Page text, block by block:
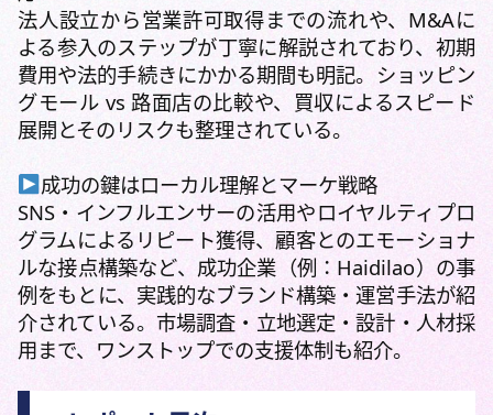
法人設立から営業許可取得までの流れや、M&Aに
よる参入のステップが丁寧に解説されており、初期
費用や法的手続きにかかる期間も明記。ショッピン
グモール vs 路面店の比較や、買収によるスピード
展開とそのリスクも整理されている。
成功の鍵はローカル理解とマーケ戦略
SNS・インフルエンサーの活用やロイヤルティプロ
グラムによるリピート獲得、顧客とのエモーショナ
ルな接点構築など、成功企業（例：Haidilao）の事
例をもとに、実践的なブランド構築・運営手法が紹
介されている。市場調査・立地選定・設計・人材採
用まで、ワンストップでの支援体制も紹介。